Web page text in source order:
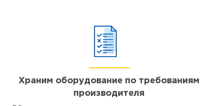
Храним оборудование по требованиям
производителя